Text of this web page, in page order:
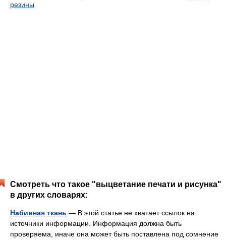
резины
Смотреть что такое "выцветание печати и рисунка"
в других словарях:
Набивная ткань — В этой статье не хватает ссылок на
источники информации. Информация должна быть
проверяема, иначе она может быть поставлена под сомнение